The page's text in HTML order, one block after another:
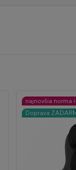
najnovšia norma
Doprava